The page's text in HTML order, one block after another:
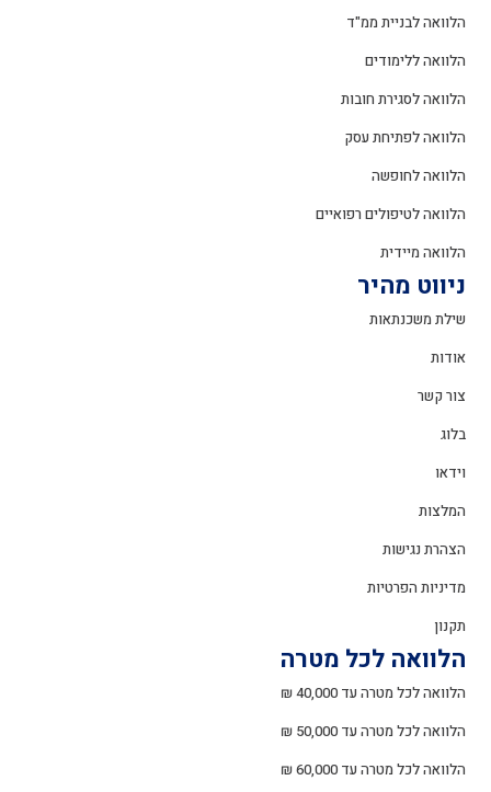
הלוואה לבניית ממ"ד
הלוואה ללימודים
הלוואה לסגירת חובות
הלוואה לפתיחת עסק
הלוואה לחופשה
הלוואה לטיפולים רפואיים
הלוואה מיידית
ניווט מהיר
שילת משכנתאות
אודות
צור קשר
בלוג
וידאו
המלצות
הצהרת נגישות
מדיניות הפרטיות
תקנון
הלוואה לכל מטרה
הלוואה לכל מטרה עד 40,000 ₪
הלוואה לכל מטרה עד 50,000 ₪
הלוואה לכל מטרה עד 60,000 ₪